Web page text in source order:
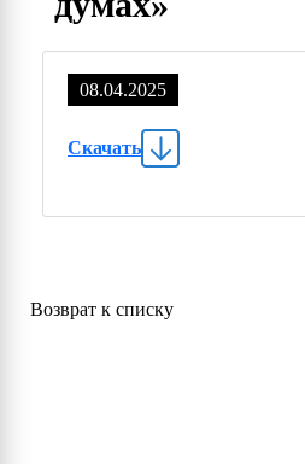
08.04.2025
Скачать
Возврат к списку